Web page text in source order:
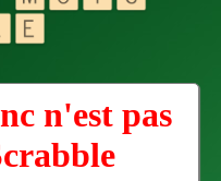
n'est pas